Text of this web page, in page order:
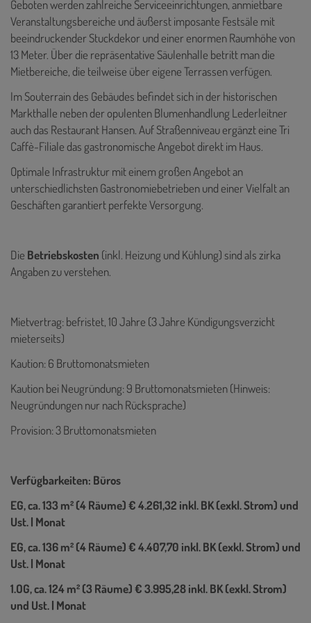
Geboten werden zahlreiche Serviceeinrichtungen, anmietbare
Veranstaltungsbereiche und äußerst imposante Festsäle mit
beeindruckender Stuckdekor und einer enormen Raumhöhe von
13 Meter. Über die repräsentative Säulenhalle betritt man die
Mietbereiche, die teilweise über eigene Terrassen verfügen.
Im Souterrain des Gebäudes befindet sich in der historischen
Markthalle neben der opulenten Blumenhandlung Lederleitner
auch das Restaurant Hansen. Auf Straßenniveau ergänzt eine Tri
Caffè-Filiale das gastronomische Angebot direkt im Haus.
Optimale Infrastruktur mit einem großen Angebot an
unterschiedlichsten Gastronomiebetrieben und einer Vielfalt an
Geschäften garantiert perfekte Versorgung.
Die Betriebskosten (inkl. Heizung und Kühlung) sind als zirka
Angaben zu verstehen.
Mietvertrag: befristet, 10 Jahre (3 Jahre Kündigungsverzicht
mieterseits)
Kaution: 6 Bruttomonatsmieten
Kaution bei Neugründung: 9 Bruttomonatsmieten (Hinweis:
Neugründungen nur nach Rücksprache)
Provision: 3 Bruttomonatsmieten
Verfügbarkeiten: Büros
EG, ca. 133 m² (4 Räume) € 4.261,32 inkl. BK (exkl. Strom) und
Ust. | Monat
EG, ca. 136 m² (4 Räume) € 4.407,70 inkl. BK (exkl. Strom) und
Ust. | Monat
1.OG, ca. 124 m² (3 Räume) € 3.995,28 inkl. BK (exkl. Strom)
und Ust. | Monat